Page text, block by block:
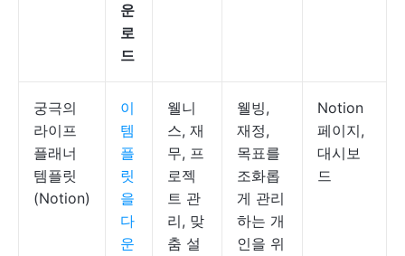
운
로
드
궁극의
라이프
플래너
템플릿
(Notion)
이
템
플
릿
을
다
운
웰니
스, 재
무, 프
로젝
트 관
리, 맞
춤 설
웰빙,
재정,
목표를
조화롭
게 관리
하는 개
인을 위
Notion
페이지,
대시보
드